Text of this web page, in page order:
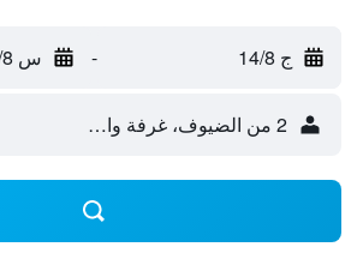
ج 14/8 - س 15/8
2 من الضيوف، غرفة واحدة